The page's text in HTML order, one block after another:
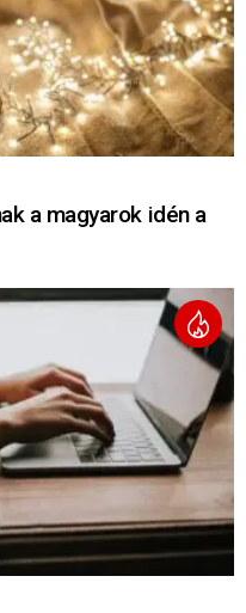
a magyarok idén a